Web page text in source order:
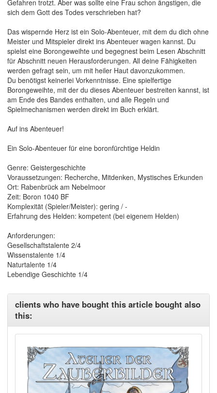
Gefahren trotzt. Aber was sollte eine Frau schon ängstigen, die
sich dem Gott des Todes verschrieben hat?
Das wispernde Herz ist ein Solo-Abenteuer, mit dem du dich ohne
Meister und Mitspieler direkt ins Abenteuer wagen kannst. Du
spielst eine Borongeweihte und begegnest beim Lesen Abschnitt
für Abschnitt neuen Herausforderungen. All deine Fähigkeiten
werden gefragt sein, um mit heiler Haut davonzukommen.
Du benötigst keinerlei Vorkenntnisse. Eine spielfertige
Borongeweihte, mit der du dieses Abenteuer bestreiten kannst, ist
am Ende des Bandes enthalten, und alle Regeln und
Spielmechanismen werden direkt im Buch erklärt.
Auf ins Abenteuer!
Ein Solo-Abenteuer für eine boronfürchtige Heldin
Genre: Geistergeschichte
Voraussetzungen: Recherche, Mitdenken, Mystisches Erkunden
Ort: Rabenbrück am Nebelmoor
Zeit: Boron 1040 BF
Komplexität (Spieler/Meister): gering / -
Erfahrung des Helden: kompetent (bei eigenem Helden)
Anforderungen:
Gesellschaftstalente 2/4
Wissenstalente 1/4
Naturtalente 1/4
Lebendige Geschichte 1/4
clients who have bought this article bought also
this: